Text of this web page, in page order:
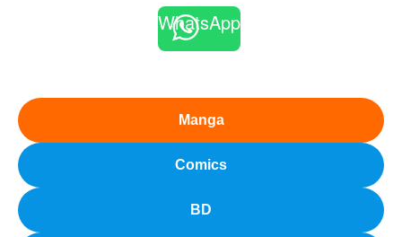
WhatsApp
Manga
Comics
BD